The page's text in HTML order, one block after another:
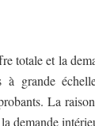
totale et la
à grande
La
demande